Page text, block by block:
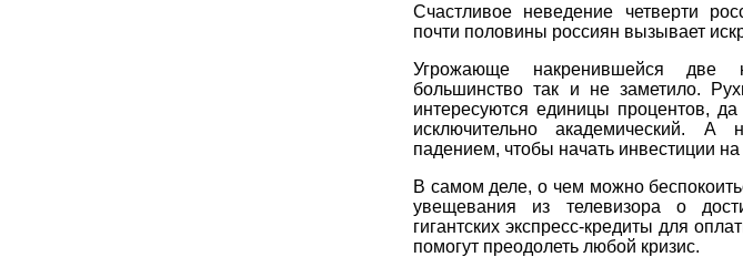
Счастливое неведение четверти
почти половины россиян вызывает
Угрожающе накренившейся две
большинство так и не заметило.
интересуются единицы процентов,
исключительно академический. А
падением, чтобы начать инвестиции
В самом деле, о чем можно
увещевания из телевизора о
гигантских экспресс-кредиты для
помогут преодолеть любой кризис.